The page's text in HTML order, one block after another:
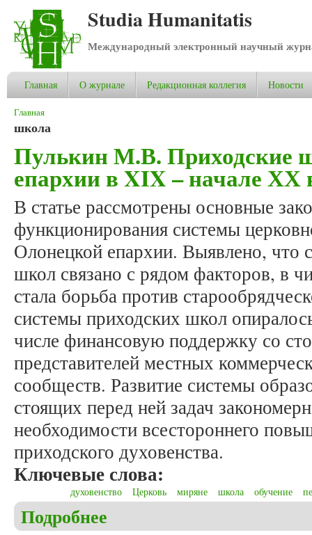
Studia Humanitatis
Международный электронный научный
Главная О журнале Редакционная коллегия Новости
Вы здесь
Главная
школа
Пулькин М.В. Приходские
епархии в XIX – начале ХХ
В статье рассмотрены основные
функционирования системы
Олонецкой епархии. Выявлено, что
школ связано с рядом факторов, в
стала борьба против
системы приходских школ
числе финансовую поддержку со
представителей местных
сообществ. Развитие системы
стоящих перед ней задач
необходимости всестороннего
приходского духовенства.
Ключевые слова:
духовенство Церковь миряне школа обучение
Подробнее